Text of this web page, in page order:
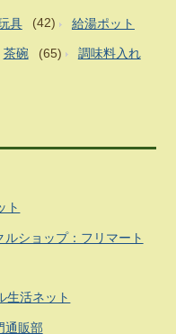
具 (42) 給湯ポット
茶碗 (65) 調味料入れ
ト
ルショップ：フリマート
生活ネット
通販部